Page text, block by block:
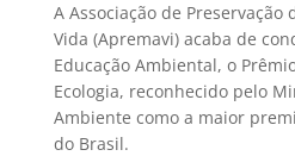
A Associação de
Vida (Apremavi) acaba de
Educação Ambiental, o
Ecologia, reconhecido pelo
Ambiente como a maior
do Brasil.